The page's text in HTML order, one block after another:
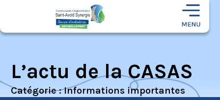
L’actu de la CASAS
Catégorie : Informations importantes